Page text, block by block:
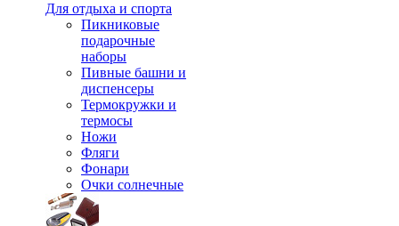
Для отдыха и спорта
Пикниковые
подарочные
наборы
Пивные башни и
диспенсеры
Термокружки и
термосы
Ножи
Фляги
Фонари
Очки солнечные